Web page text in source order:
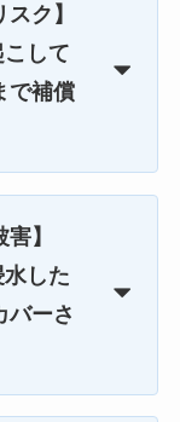
ク】
して
で補償
】
した
バーさ